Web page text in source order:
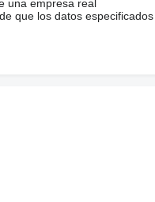
una empresa real
que los datos